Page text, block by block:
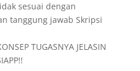
sesuai dengan
tanggung jawab Skripsi
TUGASNYA JELASIN